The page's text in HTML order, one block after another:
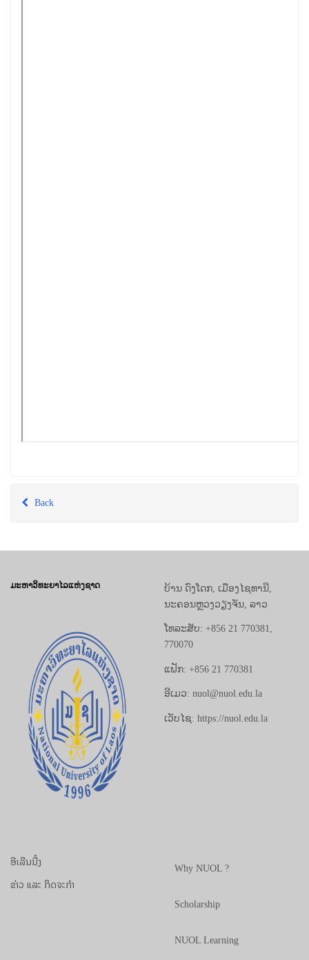
Back
ມະຫາວິທະຍາໄລແຫ່ງຊາດ
ບ້ານ ດົງໂດກ, ເມືອງໄຊທານີ,
ນະຄອນຫຼວງວຽງຈັນ, ລາວ
ໂທລະສັບ: +856 21 770381,
770070
ແຟັກ: +856 21 770381
ອີເມວ: nuol@nuol.edu.la
ເວັບໄຊ: https://nuol.edu.la
ອີເລີນນີ້ງ
ຂ່າວ ແລະ ກິດຈະກຳ
Why NUOL ?
Scholarship
NUOL Learning